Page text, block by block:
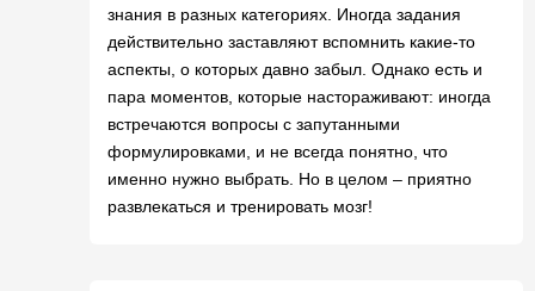
знания в разных категориях. Иногда задания
действительно заставляют вспомнить какие-то
аспекты, о которых давно забыл. Однако есть и
пара моментов, которые настораживают: иногда
встречаются вопросы с запутанными
формулировками, и не всегда понятно, что
именно нужно выбрать. Но в целом – приятно
развлекаться и тренировать мозг!